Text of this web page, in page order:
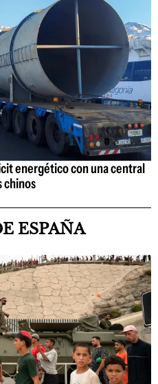
energético con una central
chinos
ESPAÑA